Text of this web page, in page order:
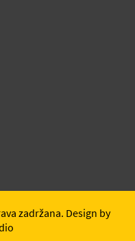
zadržana. Design by